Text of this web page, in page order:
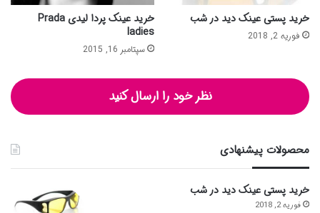
خرید پستی عینک دید در شب
فوریه 2, 2018
خرید عینک پردا لیدی Prada
ladies
سپتامبر 16, 2015
نظر خود را ارسال کنید
محصولات پیشنهادی
خرید پستی عینک دید در شب
فوریه 2, 2018